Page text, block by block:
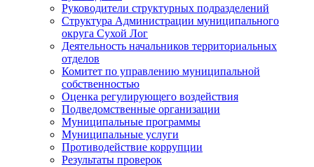
Руководители структурных подразделений
Структура Администрации муниципального
округа Сухой Лог
Деятельность начальников территориальных
отделов
Комитет по управлению муниципальной
собственностью
Оценка регулирующего воздействия
Подведомственные организации
Муниципальные программы
Муниципальные услуги
Противодействие коррупции
Результаты проверок